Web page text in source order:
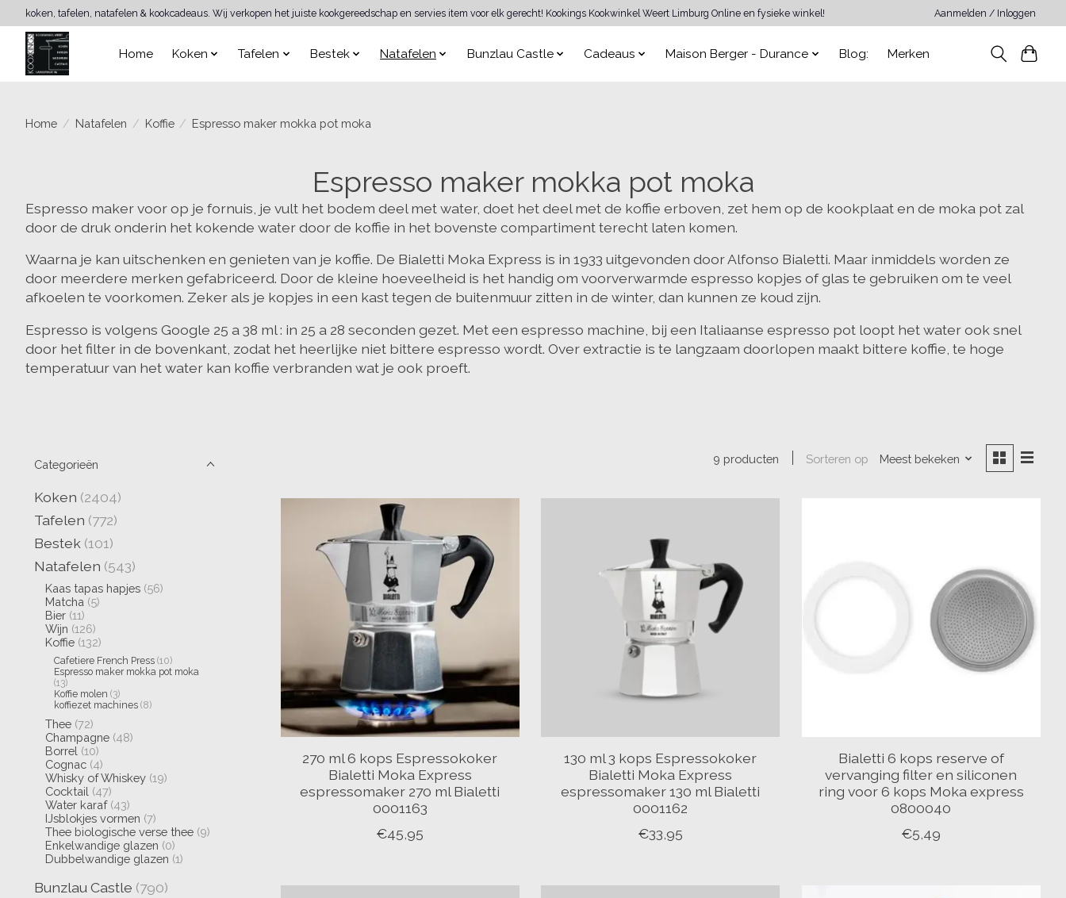
koken, tafelen, natafelen & kookcadeaus. Wij verkopen het juiste kookgereedschap en servies item voor elk gerecht! Kookings Kookwinkel Weert Limburg Online en fysieke winkel! Aanmelden / Inloggen
Home Koken Tafelen Bestek Natafelen Bunzlau Castle Cadeaus Maison Berger - Durance Blog: Merken
Home / Natafelen / Koffie / Espresso maker mokka pot moka
Espresso maker mokka pot moka
Espresso maker voor op je fornuis, je vult het bodem deel met water, doet het deel met de koffie erboven, zet hem op de kookplaat en de moka pot zal
door de druk onderin het kokende water door de koffie in het bovenste compartiment terecht laten komen.
Waarna je kan uitschenken en genieten van je koffie. De Bialetti Moka Express is in 1933 uitgevonden door Alfonso Bialetti. Maar inmiddels worden ze
door meerdere merken gefabriceerd. Door de kleine hoeveelheid is het handig om voorverwarmde espresso kopjes of glas te gebruiken om te veel
afkoelen te voorkomen. Zeker als je kopjes in een kast tegen de buitenmuur zitten in de winter, dan kunnen ze koud zijn.
Espresso is volgens Google 25 a 38 ml: in 25 a 28 seconden gezet. Met een espresso machine, bij een Italiaanse espresso pot loopt het water ook snel
door het filter in de bovenkant, zodat het heerlijke niet bittere espresso wordt. Over extractie is te langzaam doorlopen maakt bittere koffie, te hoge
temperatuur van het water kan koffie verbranden wat je ook proeft.
Categorieën
Koken (2404)
Tafelen (772)
Bestek (101)
Natafelen (543)
Kaas tapas hapjes (56)
Matcha (5)
Bier (11)
Wijn (126)
Koffie (132)
Cafetiere French Press (10)
Espresso maker mokka pot moka
(13)
Koffie molen (3)
koffiezet machines (8)
Thee (72)
Champagne (48)
Borrel (10)
Cognac (4)
Whisky of Whiskey (19)
Cocktail (47)
Water karaf (43)
IJsblokjes vormen (7)
Thee biologische verse thee (9)
Enkelwandige glazen (0)
Dubbelwandige glazen (1)
Bunzlau Castle (790)
9 producten Sorteren op Meest bekeken
270 ml 6 kops Espressokoker
Bialetti Moka Express
espressomaker 270 ml Bialetti
0001163
€45,95
130 ml 3 kops Espressokoker
Bialetti Moka Express
espressomaker 130 ml Bialetti
0001162
€33,95
Bialetti 6 kops reserve of
vervanging filter en siliconen
ring voor 6 kops Moka express
0800040
€5,49